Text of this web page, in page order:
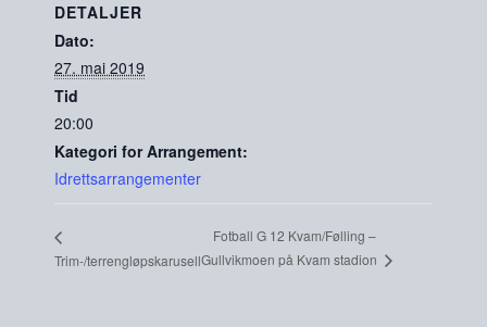
DETALJER
Dato:
27. mai 2019
Tid
20:00
Kategori for Arrangement:
Idrettsarrangementer
Trim-/terrengløpskarusell
Fotball G 12 Kvam/Følling –
Gullvikmoen på Kvam stadion